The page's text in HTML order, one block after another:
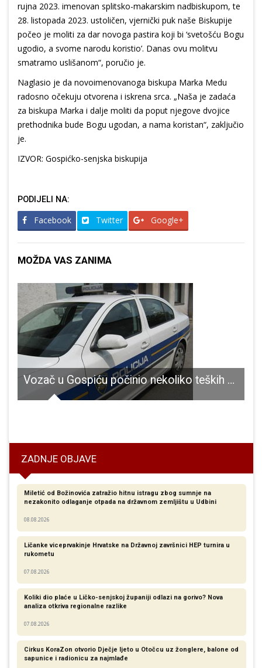
rujna 2023. imenovan splitsko-makarskim nadbiskupom, te
28. listopada 2023. ustoličen, vjernički puk naše Biskupije
počeo je moliti za dar novoga pastira koji bi ‘svetošću Bogu
ugodio, a svome narodu koristio’. Danas ovu molitvu
smatramo uslišanom“, poručio je.
Naglasio je da novoimenovanoga biskupa Marka Medu
radosno očekuju otvorena i iskrena srca. „Naša je zadaća
za biskupa Marka i dalje moliti da poput njegove dvojice
prethodnika bude Bogu ugodan, a nama koristan“, zaključio
je.
IZVOR: Gospićko-senjska biskupija
PODIJELI NA:
Facebook Twitter Google+
MOŽDA VAS ZANIMA
Vozač u Gospiću počinio nekoliko teških prekršaja u prometu
ZADNJE OBJAVE
Miletić od Božinovića zatražio hitnu istragu zbog sumnje na
nezakonito odlaganje otpada na državnom zemljištu u Udbini
08.08.2026
Ličanke viceprvakinje Hrvatske na Državnoj završnici HEP turnira u
rukometu
07.08.2026
Koliki dio plaće u Ličko-senjskoj županiji odlazi na gorivo? Nova
analiza otkriva regionalne razlike​
07.08.2026
Cirkus KoraZon otvorio Dječje ljeto u Otočcu uz žonglere, balone od
sapunice i radionicu za najmlađe